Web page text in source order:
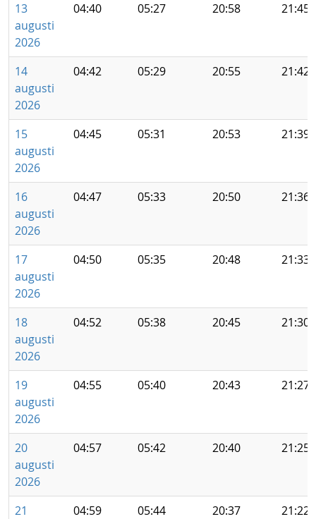
13
augusti
2026
04:40 05:27 20:58 21:45
14
augusti
2026
04:42 05:29 20:55 21:42
15
augusti
2026
04:45 05:31 20:53 21:39
16
augusti
2026
04:47 05:33 20:50 21:36
17
augusti
2026
04:50 05:35 20:48 21:33
18
augusti
2026
04:52 05:38 20:45 21:30
19
augusti
2026
04:55 05:40 20:43 21:27
20
augusti
2026
04:57 05:42 20:40 21:25
21
04:59 05:44 20:37 21:22